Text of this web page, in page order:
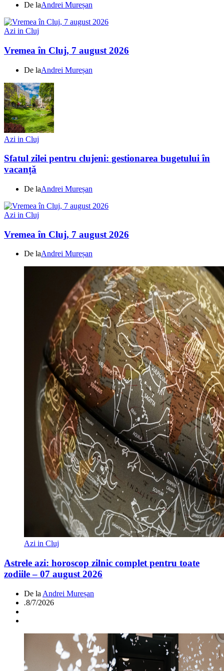
De laAndrei Mureșan
Azi in Cluj
Vremea în Cluj, 7 august 2026
De laAndrei Mureșan
Azi in Cluj
Sfatul zilei pentru clujeni: gestionarea bugetului în
vacanță
De laAndrei Mureșan
Azi in Cluj
Vremea în Cluj, 7 august 2026
De laAndrei Mureșan
Azi in Cluj
Astrele azi: horoscop zilnic complet pentru toate
zodiile – 07 august 2026
De la Andrei Mureșan
.8/7/2026